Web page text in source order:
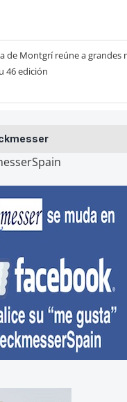
de Montgrí reúne a grandes
46 edición